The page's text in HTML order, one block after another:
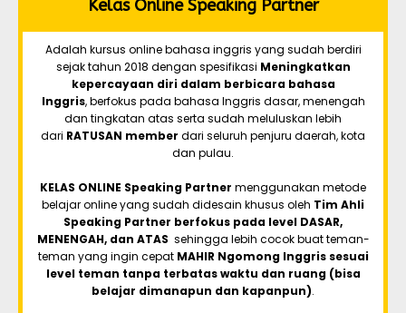
Kelas Online Speaking Partner
Adalah kursus online bahasa inggris yang sudah berdiri
sejak tahun 2018 dengan spesifikasi Meningkatkan
kepercayaan diri dalam berbicara bahasa
Inggris, berfokus pada bahasa Inggris dasar, menengah
dan tingkatan atas serta sudah meluluskan lebih
dari RATUSAN member dari seluruh penjuru daerah, kota
dan pulau.
KELAS ONLINE Speaking Partner menggunakan metode
belajar online yang sudah didesain khusus oleh Tim Ahli
Speaking Partner berfokus pada level DASAR,
MENENGAH, dan ATAS sehingga lebih cocok buat teman-
teman yang ingin cepat MAHIR Ngomong Inggris sesuai
level teman tanpa terbatas waktu dan ruang (bisa
belajar dimanapun dan kapanpun).